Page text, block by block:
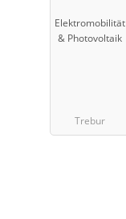
Elektromobilität
& Photovoltaik
Trebur